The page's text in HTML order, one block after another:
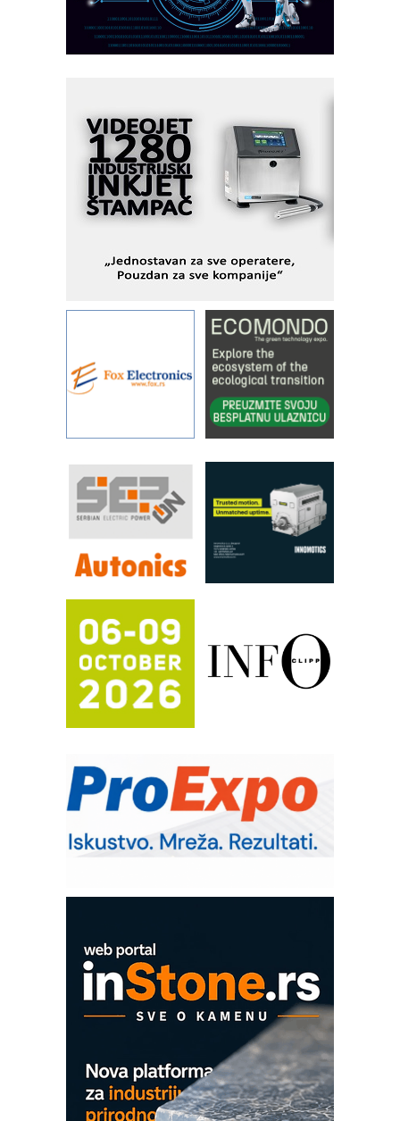
MOTOMAN – NEXT-Robotika vođena
veštačkom inteligencijom
I.SAFE MOBILE revolucioniše
Fleksibilno stezanje i brzo
podešavanje u proizvodnji prototipova
KIP KOP – napredna rešenja za
savremene industrijske i logističke
objekte
Alba d.o.o. – 35 godina preciznosti u
IBeRTIM - oprema za ispitivanje
STAUFF – Komponente koje
povećavaju pouzdanost hidrauličkih
YAMADA pumpe – japanska
pouzdanost u transferu fluida
Filtration Group Industrial – Napredna
rešenja za filtraciju u hidrauličkim i
RILINEX kompanije Rittal
FANUC: Najbolje za vašu pametnu
automatizaciju
Efikasno upravljanje energijom
Automatizacija pakovanja · Display
Potpuna efikasnost bez složenih
sistema
Trajna oznaka kao dugoročna korist
Bezbednost na prvom mestu!
IB BLUMENAUER - više od 40 godina
poverenja u industriji
– Pametna signalizacija za efikasnije
upravljanje mašinama
Sigurnije ispitivanje transformatora u
solarnim elektranama i vetroparkovima
Pranje točkova na gradilištu- standard
Proizvodnja iC7 Hybrid 1500 VDC
COMBYPACK
EVOKS Maintenance Management
ROSA i SCHUNK podižu proizvodnju
Detekcija različitih oblika